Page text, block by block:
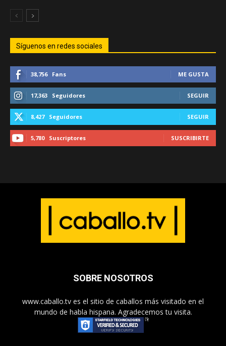
Síguenos en redes sociales
38,756 Fans ME GUSTA
17,363 Seguidores SEGUIR
8,427 Seguidores SEGUIR
5,780 Suscriptores SUSCRIBIRTE
SOBRE NOSOTROS
www.caballo.tv es el sitio de caballos más visitado en el
mundo de habla hispana. Agradecemos tu visita.